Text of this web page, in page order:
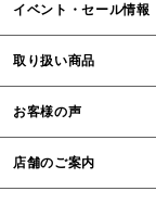
イベント・セール情報
取り扱い商品
お客様の声
店舗のご案内